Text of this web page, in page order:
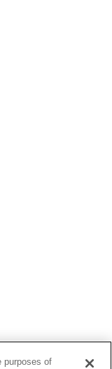
purposes of